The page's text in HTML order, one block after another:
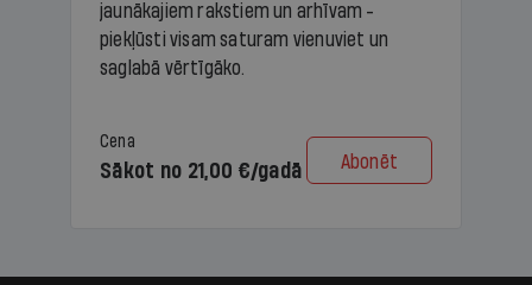
jaunākajiem rakstiem un arhīvam -
piekļūsti visam saturam vienuviet un
saglabā vērtīgāko.
Cena
Sākot no 21,00 €/gadā Abonēt